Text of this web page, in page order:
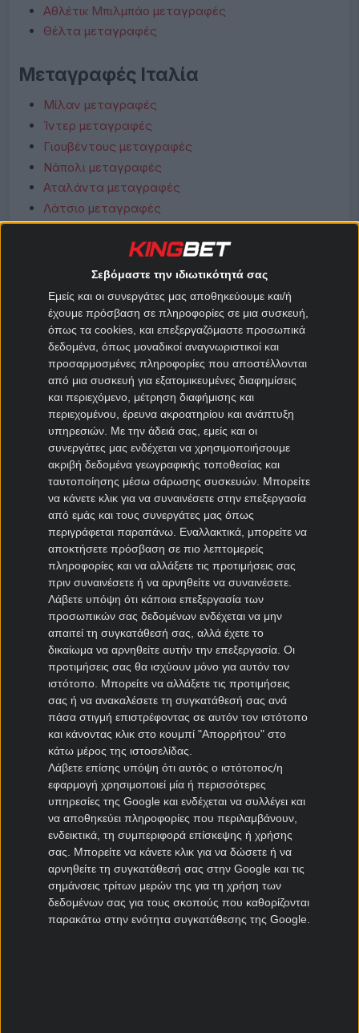
Σεβόμαστε την ιδιωτικότητά σας
Εμείς και οι συνεργάτες μας αποθηκεύουμε και/ή
έχουμε πρόσβαση σε πληροφορίες σε μια συσκευή,
όπως τα cookies, και επεξεργαζόμαστε προσωπικά
δεδομένα, όπως μοναδικοί αναγνωριστικοί και
προσαρμοσμένες πληροφορίες που αποστέλλονται
από μια συσκευή για εξατομικευμένες διαφημίσεις
και περιεχόμενο, μέτρηση διαφήμισης και
περιεχομένου, έρευνα ακροατηρίου και ανάπτυξη
υπηρεσιών. Με την άδειά σας, εμείς και οι
συνεργάτες μας ενδέχεται να χρησιμοποιήσουμε
ακριβή δεδομένα γεωγραφικής τοποθεσίας και
ταυτοποίησης μέσω σάρωσης συσκευών. Μπορείτε
να κάνετε κλικ για να συναινέσετε στην επεξεργασία
από εμάς και τους συνεργάτες μας όπως
περιγράφεται παραπάνω. Εναλλακτικά, μπορείτε να
αποκτήσετε πρόσβαση σε πιο λεπτομερείς
πληροφορίες και να αλλάξετε τις προτιμήσεις σας
πριν συναινέσετε ή να αρνηθείτε να συναινέσετε.
Λάβετε υπόψη ότι κάποια επεξεργασία των
προσωπικών σας δεδομένων ενδέχεται να μην
απαιτεί τη συγκατάθεσή σας, αλλά έχετε το
δικαίωμα να αρνηθείτε αυτήν την επεξεργασία. Οι
προτιμήσεις σας θα ισχύουν μόνο για αυτόν τον
ιστότοπο. Μπορείτε να αλλάξετε τις προτιμήσεις
σας ή να ανακαλέσετε τη συγκατάθεσή σας ανά
πάσα στιγμή επιστρέφοντας σε αυτόν τον ιστότοπο
και κάνοντας κλικ στο κουμπί "Απορρήτου" στο
κάτω μέρος της ιστοσελίδας.
Λάβετε επίσης υπόψη ότι αυτός ο ιστότοπος/η
εφαρμογή χρησιμοποιεί μία ή περισσότερες
υπηρεσίες της Google και ενδέχεται να συλλέγει και
να αποθηκεύει πληροφορίες που περιλαμβάνουν,
ενδεικτικά, τη συμπεριφορά επίσκεψης ή χρήσης
σας. Μπορείτε να κάνετε κλικ για να δώσετε ή να
αρνηθείτε τη συγκατάθεσή σας στην Google και τις
σημάνσεις τρίτων μερών της για τη χρήση των
δεδομένων σας για τους σκοπούς που καθορίζονται
παρακάτω στην ενότητα συγκατάθεσης της Google.
Αθλέτικ Μπιλμπάο μεταγραφές
Θέλτα μεταγραφές
Μεταγραφές Ιταλία
Μίλαν μεταγραφές
Ίντερ μεταγραφές
Γιουβέντους μεταγραφές
Νάπολι μεταγραφές
Αταλάντα μεταγραφές
Λάτσιο μεταγραφές
Ρόμα μεταγραφές
Φιορεντίνα μεταγραφές
Κόμο μεταγραφές
Μπολόνια μεταγραφές
Μεταγραφές Bundesliga
Μπάγερν μεταγραφές
Ντόρτμουντ μεταγραφές
Αμβούργο μεταγραφές
Λεβερκούζεν μεταγραφές
Άιντραχτ Φρανκφούρτης μεταγραφές
Μεταγραφές Γαλλία
Παρί Σεν Ζερμέν μεταγραφές
Μονακό μεταγραφές
Μαρσέιγ μεταγραφές
Λυών μεταγραφές
Μεταγραφές Super League 2
Ηρακλής μεταγραφές
ΠΑΣ Γιάννινα μεταγραφές
Πανιώνιος μεταγραφές
Καλλιθέα μεταγραφές
Καλαμάτα μεταγραφές
Νίκη Βόλου μεταγραφές
Μεταγραφές Cyprus League
Πάφος μεταγραφές
ΑΠΟΕΛ μεταγραφές
ΑΕΚ Λάρνακας μεταγραφές
Ομόνοια μεταγραφές